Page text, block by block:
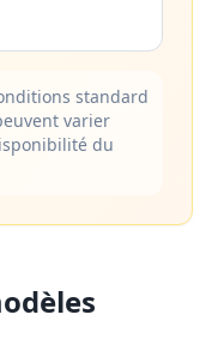
standard
varier
du